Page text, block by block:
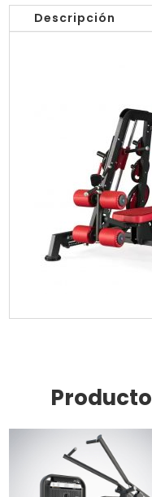
AK-
PNT002
Descripción